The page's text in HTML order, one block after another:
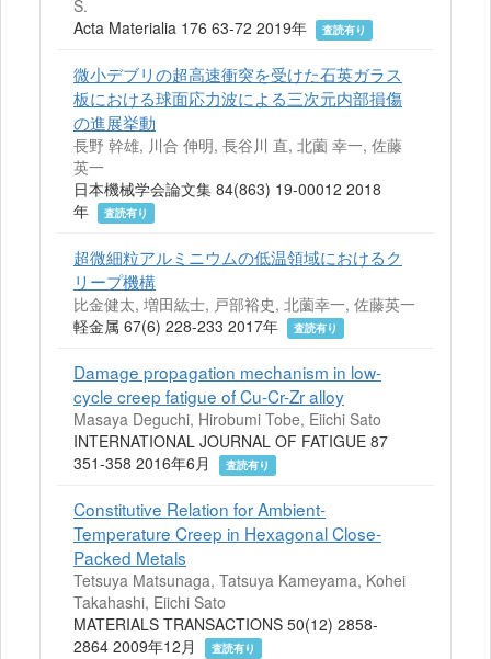
S.
Acta Materialia 176 63-72 2019年
査読有り
微小デブリの超高速衝突を受けた石英ガラス
板における球面応力波による三次元内部損傷
の進展挙動
長野 幹雄, 川合 伸明, 長谷川 直, 北薗 幸一, 佐藤
英一
日本機械学会論文集 84(863) 19-00012 2018
年
査読有り
超微細粒アルミニウムの低温領域におけるク
リープ機構
比金健太, 増田紘士, 戸部裕史, 北薗幸一, 佐藤英一
軽金属 67(6) 228-233 2017年
査読有り
Damage propagation mechanism in low-
cycle creep fatigue of Cu-Cr-Zr alloy
Masaya Deguchi, Hirobumi Tobe, Eiichi Sato
INTERNATIONAL JOURNAL OF FATIGUE 87
351-358 2016年6月
査読有り
Constitutive Relation for Ambient-
Temperature Creep in Hexagonal Close-
Packed Metals
Tetsuya Matsunaga, Tatsuya Kameyama, Kohei
Takahashi, Eiichi Sato
MATERIALS TRANSACTIONS 50(12) 2858-
2864 2009年12月
査読有り